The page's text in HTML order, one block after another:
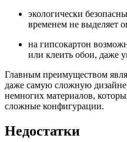
экологически
временем не выделяет
на гипсокартон
или клеить обои, даже
Главным преимуществом
даже самую сложную
немногих материалов,
сложные конфигурации.
Недостатки